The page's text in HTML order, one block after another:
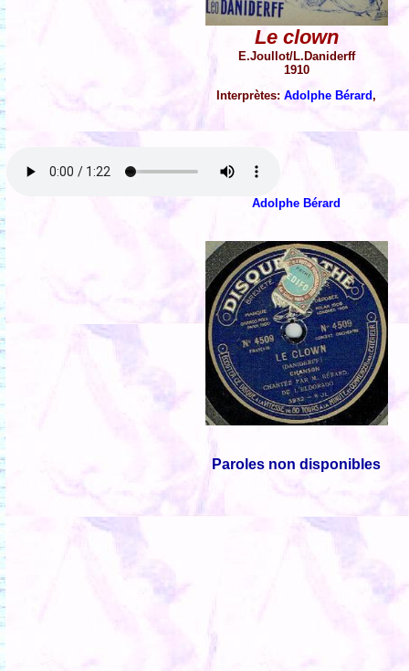
Le clown
E.Joullot/L.Daniderff
1910
Interprètes:Adolphe Bérard,
Adolphe Bérard
Paroles non disponibles